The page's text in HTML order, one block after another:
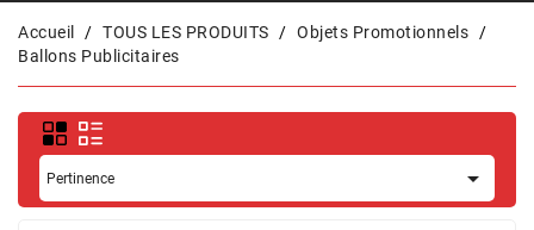
Accueil TOUS LES PRODUITS
Objets Promotionnels
Ballons Publicitaires
Pertinence 